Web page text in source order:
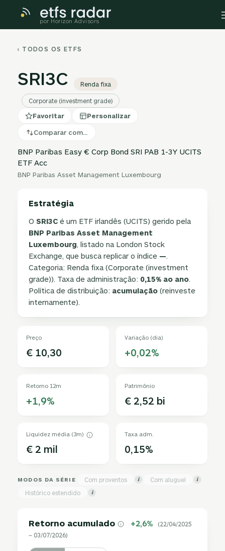
por Horizon Advisors
‹ TODOS OS ETFS
SRI3C Renda fixa
Corporate (investment grade)
Favoritar Personalizar
Comparar com…
BNP Paribas Easy € Corp Bond SRI PAB 1-3Y UCITS
ETF Acc
BNP Paribas Asset Management Luxembourg
Estratégia
OSRI3C é um ETF irlandês (UCITS) gerido pela
BNP Paribas Asset Management
Luxembourg, listado na London Stock
Exchange, que busca replicar o índice —.
Categoria: Renda fixa (Corporate (investment
grade)). Taxa de administração: 0,15% ao ano.
Política de distribuição: acumulação (reinveste
internamente).
Preço
€ 10,30
Variação (dia)
+0,02%
Retorno 12m
+1,9%
Patrimônio
€ 2,52 bi
Liquidez média (3m)
€ 2 mil
Taxa adm.
0,15%
MODOS DA SÉRIE Com proventos i Com aluguel i
Histórico estendido i
Retorno acumulado +2,6%
(22/04/2025
– 03/07/2026)